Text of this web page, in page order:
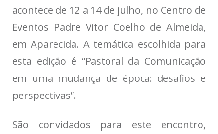
acontece de 12 a 14 de julho, no Centro de
Eventos Padre Vitor Coelho de Almeida,
em Aparecida. A temática escolhida para
esta edição é “Pastoral da Comunicação
em uma mudança de época: desafios e
perspectivas”.
São convidados para este encontro,